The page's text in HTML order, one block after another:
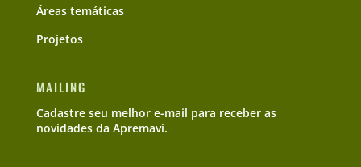
Áreas temáticas
Projetos
MAILING
Cadastre seu melhor e-mail para receber as
novidades da Apremavi.